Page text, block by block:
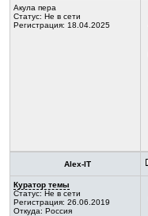
Акула пера
Статус: Не в сети
Регистрация: 18.04.2025
Alex-IT
Куратор темы
Статус: Не в сети
Регистрация: 26.06.2019
Откуда: Россия